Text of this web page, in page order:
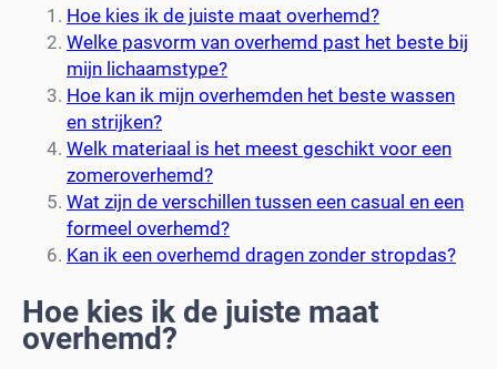
Hoe kies ik de juiste maat overhemd?
Welke pasvorm van overhemd past het beste bij
mijn lichaamstype?
Hoe kan ik mijn overhemden het beste wassen
en strijken?
Welk materiaal is het meest geschikt voor een
zomeroverhemd?
Wat zijn de verschillen tussen een casual en een
formeel overhemd?
Kan ik een overhemd dragen zonder stropdas?
Hoe kies ik de juiste maat
overhemd?